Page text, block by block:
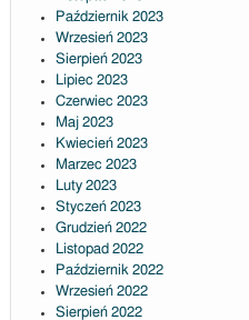
Październik 2023
Wrzesień 2023
Sierpień 2023
Lipiec 2023
Czerwiec 2023
Maj 2023
Kwiecień 2023
Marzec 2023
Luty 2023
Styczeń 2023
Grudzień 2022
Listopad 2022
Październik 2022
Wrzesień 2022
Sierpień 2022